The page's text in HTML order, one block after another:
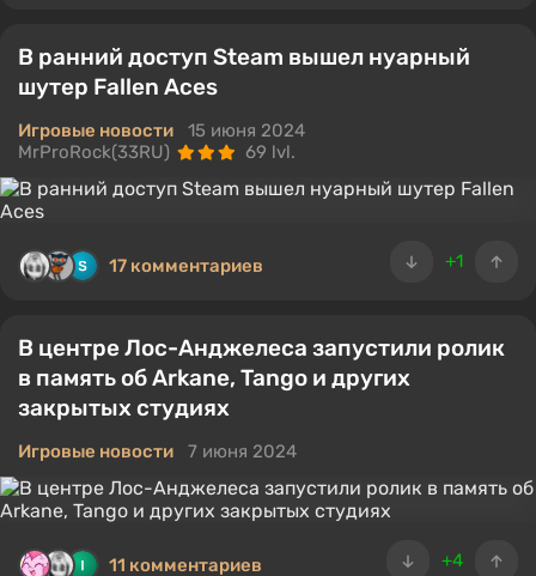
В ранний доступ Steam вышел нуарный
шутер Fallen Aces
Игровые новости
15 июня 2024
MrProRock(33RU)
69 lvl.
+1
17 комментариев
В центре Лос-Анджелеса запустили ролик
в память об Arkane, Tango и других
закрытых студиях
Игровые новости 7 июня 2024
+4
11 комментариев